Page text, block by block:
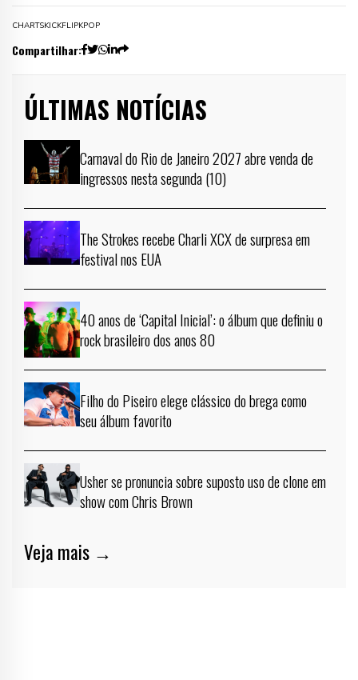
CHARTSKICKFLIPKPOP
Compartilhar:
ÚLTIMAS NOTÍCIAS
Carnaval do Rio de Janeiro 2027 abre venda de
ingressos nesta segunda (10)
The Strokes recebe Charli XCX de surpresa em
festival nos EUA
40 anos de ‘Capital Inicial’: o álbum que definiu o
rock brasileiro dos anos 80
Filho do Piseiro elege clássico do brega como
seu álbum favorito
Usher se pronuncia sobre suposto uso de clone em
show com Chris Brown
Veja mais →